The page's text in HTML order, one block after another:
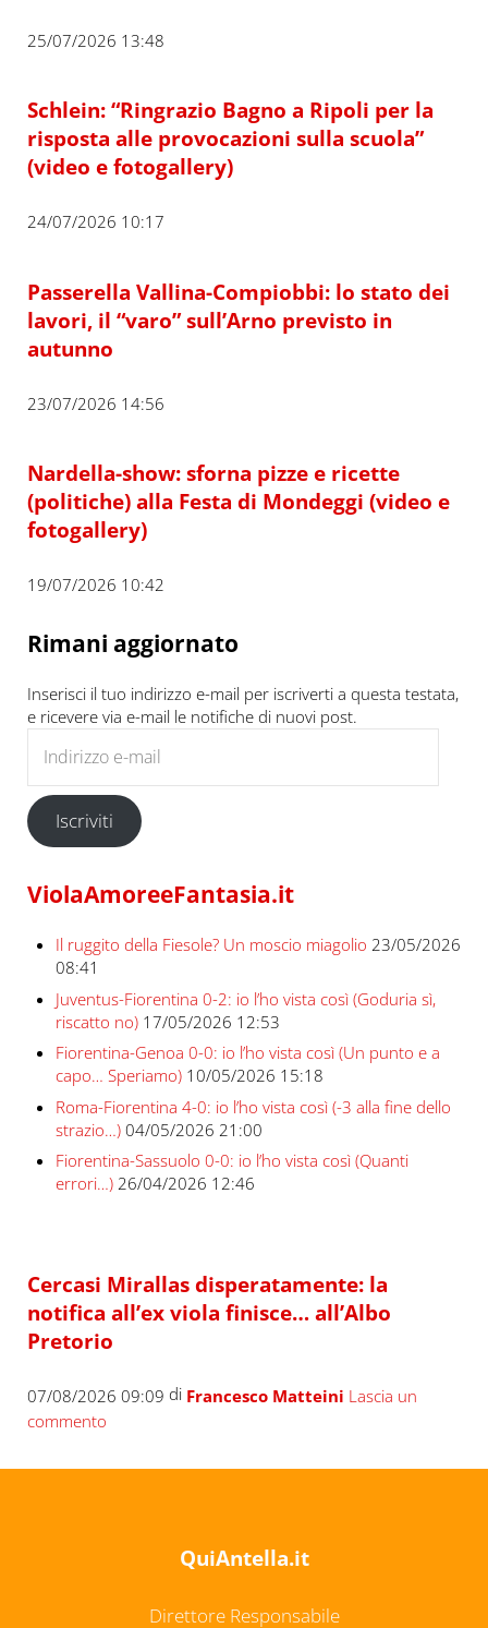
25/07/2026 13:48
Schlein: “Ringrazio Bagno a Ripoli per la
risposta alle provocazioni sulla scuola”
(video e fotogallery)
24/07/2026 10:17
Passerella Vallina-Compiobbi: lo stato dei
lavori, il “varo” sull’Arno previsto in
autunno
23/07/2026 14:56
Nardella-show: sforna pizze e ricette
(politiche) alla Festa di Mondeggi (video e
fotogallery)
19/07/2026 10:42
Rimani aggiornato
Inserisci il tuo indirizzo e-mail per iscriverti a questa testata,
e ricevere via e-mail le notifiche di nuovi post.
Iscriviti
ViolaAmoreeFantasia.it
Il ruggito della Fiesole? Un moscio miagolio 23/05/2026
08:41
Juventus-Fiorentina 0-2: io l’ho vista così (Goduria sì,
riscatto no) 17/05/2026 12:53
Fiorentina-Genoa 0-0: io l’ho vista così (Un punto e a
capo… Speriamo) 10/05/2026 15:18
Roma-Fiorentina 4-0: io l’ho vista così (-3 alla fine dello
strazio…) 04/05/2026 21:00
Fiorentina-Sassuolo 0-0: io l’ho vista così (Quanti
errori…) 26/04/2026 12:46
Cercasi Mirallas disperatamente: la
notifica all’ex viola finisce… all’Albo
Pretorio
07/08/2026 09:09 di Francesco Matteini Lascia un
commento
QuiAntella.it
Direttore Responsabile